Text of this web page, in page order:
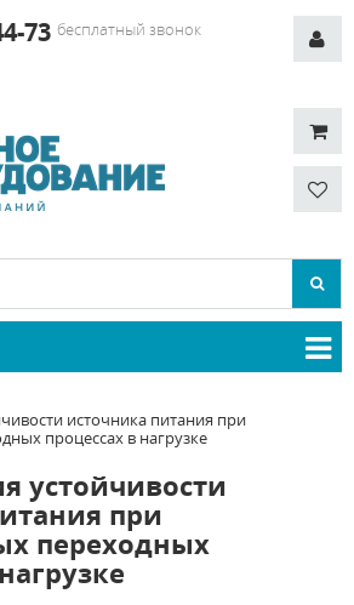
73 бесплатный звонок
источника питания при
процессах в нагрузке
устойчивости
при
переходных